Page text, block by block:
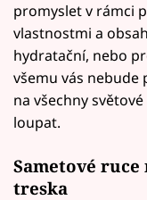
promyslet v rámci
vlastnostmi a
hydratační, nebo
všemu vás
na všechny
loupat.
Sametové
treska